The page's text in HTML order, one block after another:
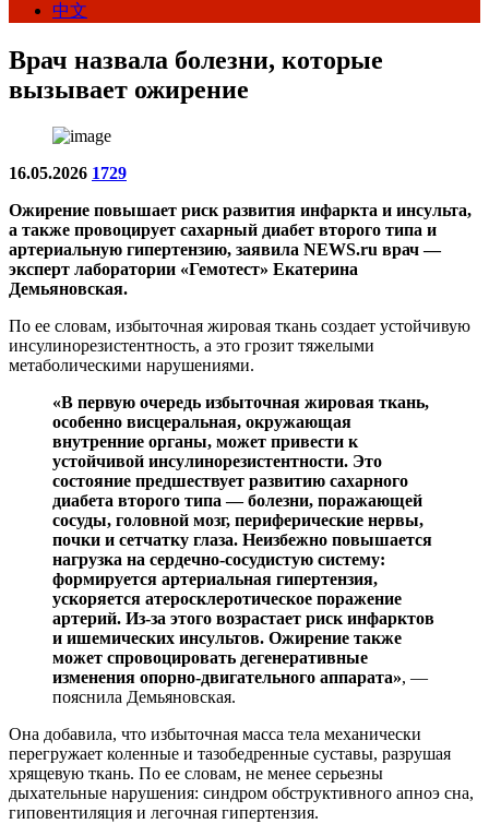
中文
Врач назвала болезни, которые
вызывает ожирение
16.05.2026 1729
Ожирение повышает риск развития инфаркта и инсульта,
а также провоцирует сахарный диабет второго типа и
артериальную гипертензию, заявила NEWS.ru врач —
эксперт лаборатории «Гемотест» Екатерина
Демьяновская.
По ее словам, избыточная жировая ткань создает устойчивую
инсулинорезистентность, а это грозит тяжелыми
метаболическими нарушениями.
«В первую очередь избыточная жировая ткань,
особенно висцеральная, окружающая
внутренние органы, может привести к
устойчивой инсулинорезистентности. Это
состояние предшествует развитию сахарного
диабета второго типа — болезни, поражающей
сосуды, головной мозг, периферические нервы,
почки и сетчатку глаза. Неизбежно повышается
нагрузка на сердечно-сосудистую систему:
формируется артериальная гипертензия,
ускоряется атеросклеротическое поражение
артерий. Из-за этого возрастает риск инфарктов
и ишемических инсультов. Ожирение также
может спровоцировать дегенеративные
изменения опорно-двигательного аппарата», —
пояснила Демьяновская.
Она добавила, что избыточная масса тела механически
перегружает коленные и тазобедренные суставы, разрушая
хрящевую ткань. По ее словам, не менее серьезны
дыхательные нарушения: синдром обструктивного апноэ сна,
гиповентиляция и легочная гипертензия.